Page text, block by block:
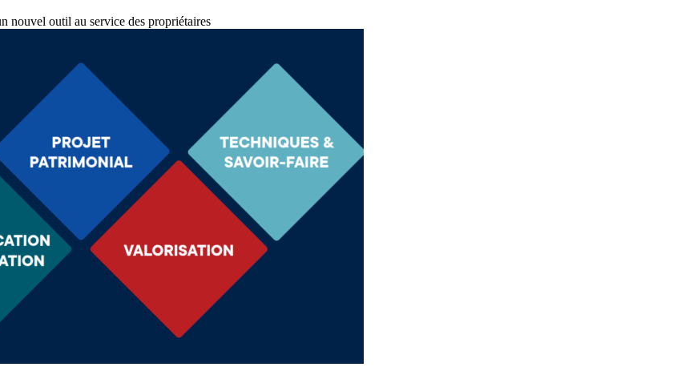
nouvel outil au service des propriétaires